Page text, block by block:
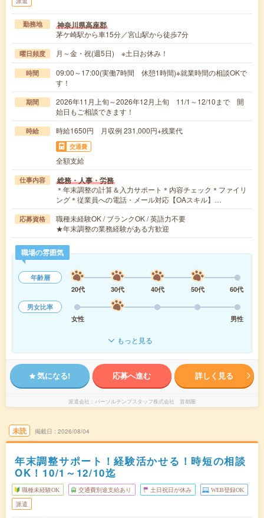
勤務地 神奈川県高座郡
茅ケ崎駅から車15分／宮山駅から徒歩7分
曜日頻度 月～金・祝(週5日) ※土日お休み！
時間
09:00～17:00(実働7時間 休憩1時間)※就業時間の相談OKで
す！
期間
2026年11月上旬～2026年12月上旬 11/1～12/10まで 開
始日もご相談できます！
時給 時給1650円 月収例 231,000円+残業代
交通費
全額支給
仕事内容 総務・人事・労務
＊年末調整の計算＆入力サポート＊内容チェック＊ファイリ
ング＊従業員への電話・メール対応【OAスキル】…
応募資格
職種未経験OK / ブランクOK / 英語力不要
★年末調整の業務経験がある方歓迎
職場の雰囲気
年齢層
20代
30代 40代 50代
60代
男女比率
女性
男性
もっと見る
気になる! 応募へ進む 詳しく見る
派遣会社 パーソルテンプスタッフ株式会社 首都圏
未読 掲載日 2026/08/04
年末調整サポート！経験活かせる！時短の相談
OK！10/1～12/10迄
職種未経験OK 交通費別途支給あり 土日祝日が休み WEB登録OK
派遣